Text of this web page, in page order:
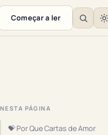
Começar a ler
NESTA PÁGINA
💝 Por Que Cartas de Amor